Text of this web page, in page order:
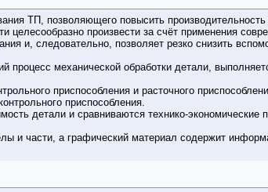
ТП, позволяющего повысить
целесообразно произвести за счёт применения
и, следовательно, позволяет резко снизить
процесс механической обработки детали,
приспособления и расточного
приспособления.
детали и сравниваются технико-экономические
и части, а графический материал содержит